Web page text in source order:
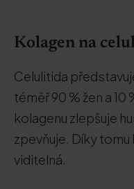
Kolagen na
Celulitida
téměř 90 % žen a 10
kolagenu zlepšuje
zpevňuje. Díky
viditelná.